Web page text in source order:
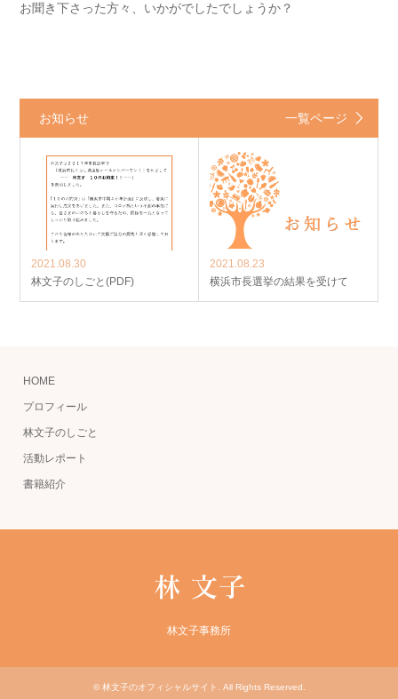
お聞き下さった方々、いかがでしたでしょうか？
お知らせ 一覧ページ
2021.08.30
林文子のしごと(PDF)
2021.08.23
横浜市長選挙の結果を受けて
HOME
プロフィール
林文子のしごと
活動レポート
書籍紹介
林文子事務所
© 林文子のオフィシャルサイト . All Rights Reserved.